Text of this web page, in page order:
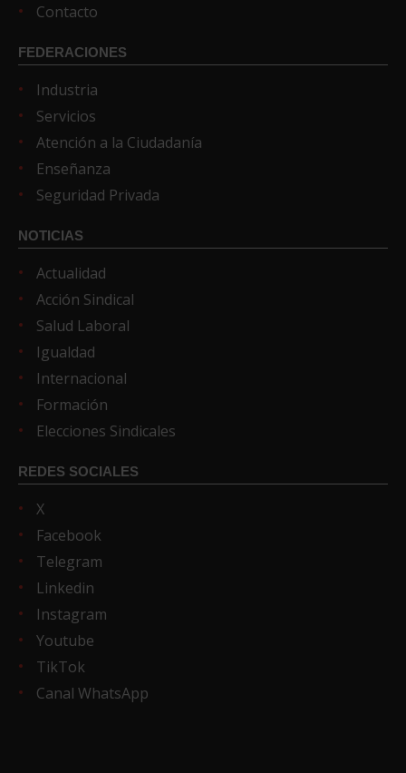
Contacto
FEDERACIONES
Industria
Servicios
Atención a la Ciudadanía
Enseñanza
Seguridad Privada
NOTICIAS
Actualidad
Acción Sindical
Salud Laboral
Igualdad
Internacional
Formación
Elecciones Sindicales
REDES SOCIALES
X
Facebook
Telegram
Linkedin
Instagram
Youtube
TikTok
Canal WhatsApp